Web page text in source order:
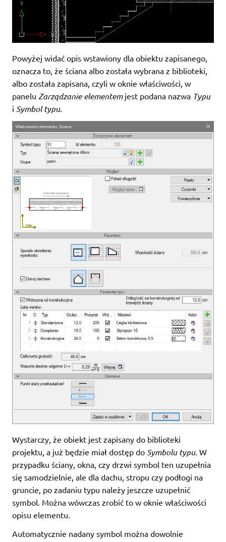
Powyżej widać opis wstawiony dla obiektu zapisanego,
oznacza to, że ściana albo została wybrana z biblioteki,
albo została zapisana, czyli w oknie właściwości, w
panelu Zarządzanie elementemjest podana nazwa Typu
i Symbol typu.
Wystarczy, że obiekt jest zapisany do biblioteki
projektu, a już będzie miał dostęp do Symbolu typu. W
przypadku ściany, okna, czy drzwi symbol ten uzupełnia
się samodzielnie, ale dla dachu, stropu czy podłogi na
gruncie, po zadaniu typu należy jeszcze uzupełnić
symbol. Można wówczas zrobić to w oknie właściwości
opisu elementu.
Automatycznie nadany symbol można dowolnie